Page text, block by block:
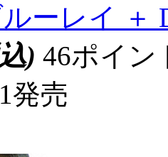
ーレイ ＋
) 46ポイ
発売